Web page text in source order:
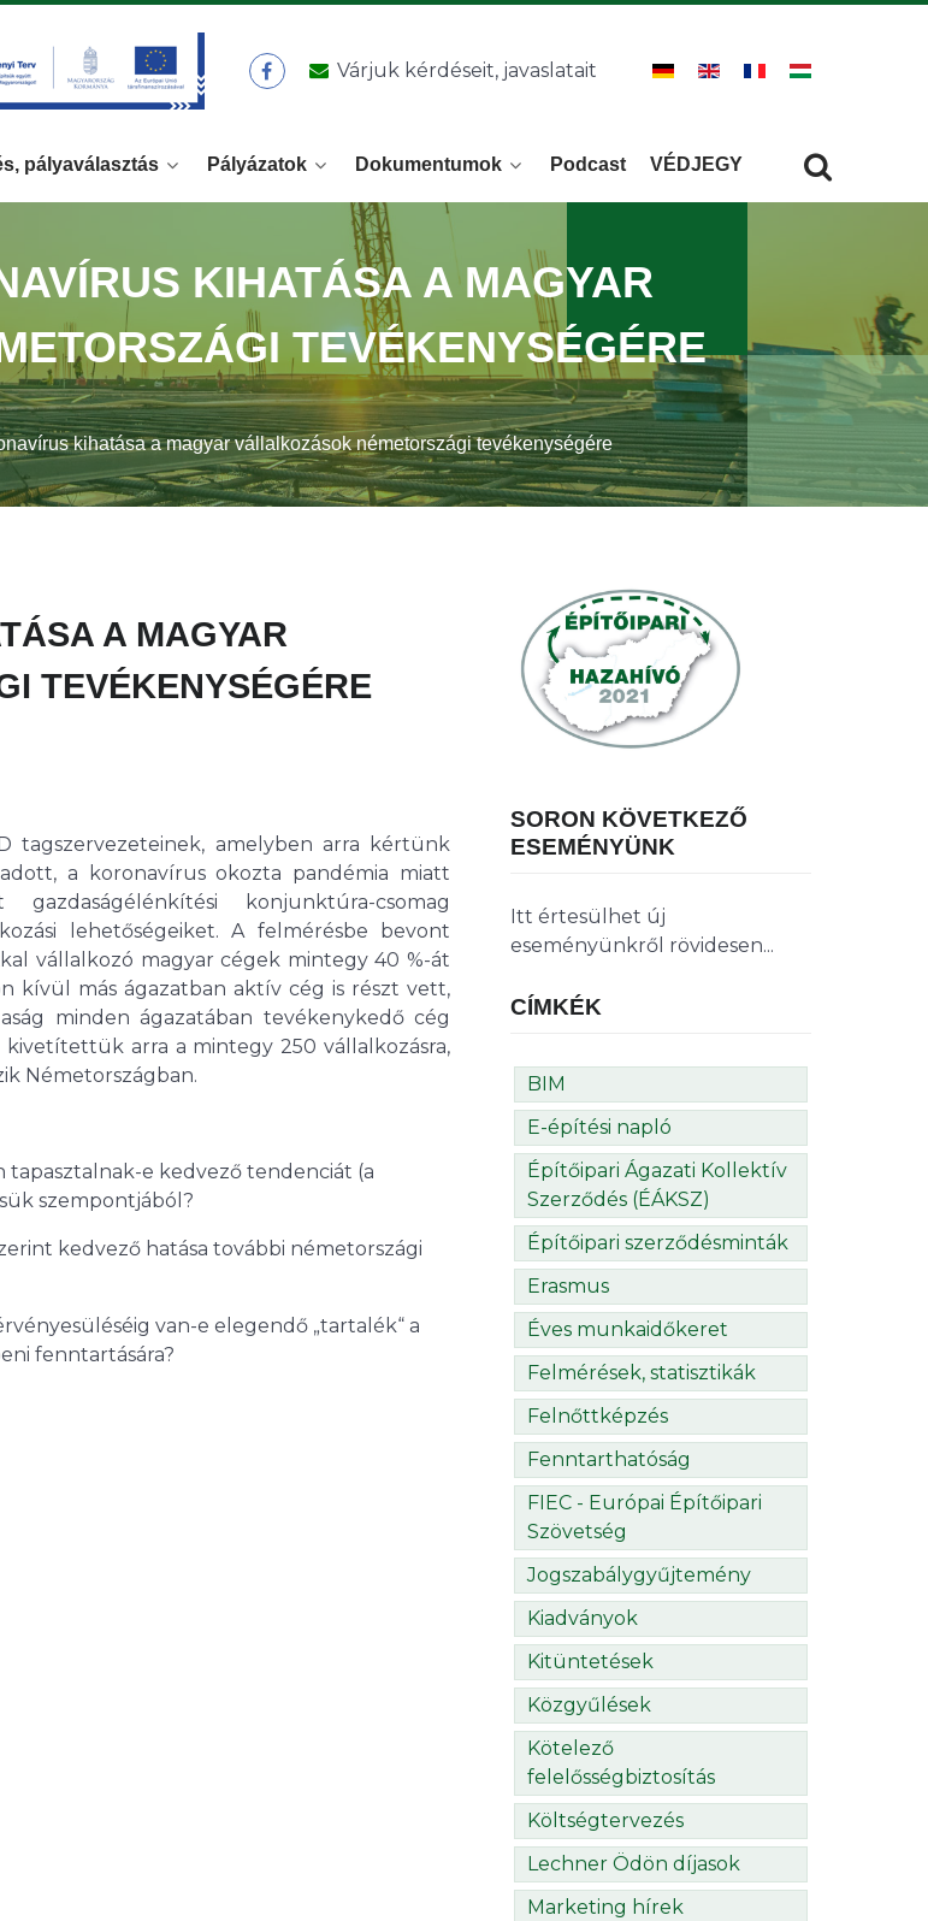
Várjuk kérdéseit, javaslatait
pályaválasztás Pályázatok Dokumentumok Podcast VÉDJEGY
kihatása a magyar vállalkozások németországi tevékenységére
KIHATÁSA A MAGYAR
TEVÉKENYSÉGÉRE
A MAGYAR
TEVÉKENYSÉGÉRE
tagszervezeteinek, amelyben arra kértünk
a koronavírus okozta pandémia miatt
konjunktúra-csomag
lehetőségeiket. A felmérésbe bevont
vállalkozó magyar cégek mintegy 40 %-át
kívül más ágazatban aktív cég is részt vett,
minden ágazatában tevékenykedő cég
arra a mintegy 250 vállalkozásra,
Németországban.
e kedvező tendenciát (a
szempontjából?
kedvező hatása további németországi
van-e elegendő „tartalék“ a
fenntartására?
SORON KÖVETKEZŐ
ESEMÉNYÜNK
Itt értesülhet új
eseményünkről rövidesen...
CÍMKÉK
BIM
E-építési napló
Építőipari Ágazati Kollektív
Szerződés (ÉÁKSZ)
Építőipari szerződésminták
Erasmus
Éves munkaidőkeret
Felmérések, statisztikák
Felnőttképzés
Fenntarthatóság
FIEC - Európai Építőipari
Szövetség
Jogszabálygyűjtemény
Kiadványok
Kitüntetések
Közgyűlések
Kötelező
felelősségbiztosítás
Költségtervezés
Lechner Ödön díjasok
Marketing hírek